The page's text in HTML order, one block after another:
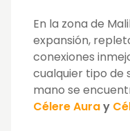
En la zona de
expansión,
conexiones
cualquier tipo de
mano se
Célere Auray